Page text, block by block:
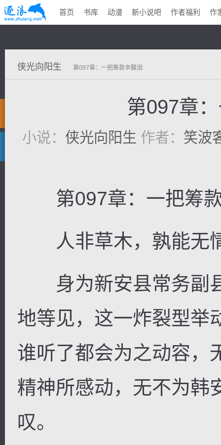
首页 书库 动漫 新小说吧 作者福利 作
侠光向阳生 第097章：一把筹款辛酸泪
第097章
小说： 侠光向阳生 作者： 笑波
第097章：一把筹
人非草木，孰能无
身为新安县常务副
地等见，这一炸裂型举
谁听了都会为之动容，
精神所感动，无不为韩
叹。